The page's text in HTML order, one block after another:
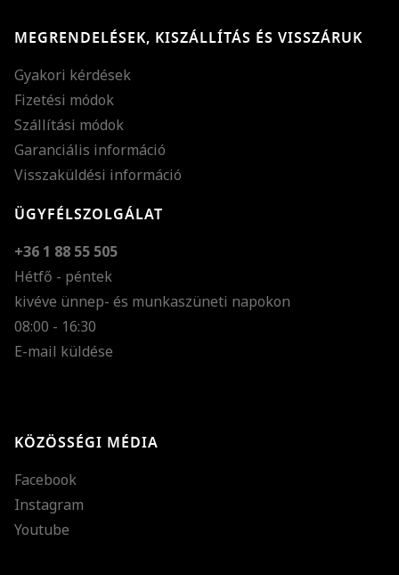
MEGRENDELÉSEK, KISZÁLLÍTÁS ÉS VISSZÁRUK
Gyakori kérdések
Fizetési módok
Szállítási módok
Garanciális információ
Visszaküldési információ
ÜGYFÉLSZOLGÁLAT
+36 1 88 55 505
Hétfő - péntek
kivéve ünnep- és munkaszüneti napokon
08:00 - 16:30
E-mail küldése
KÖZÖSSÉGI MÉDIA
Facebook
Instagram
Youtube